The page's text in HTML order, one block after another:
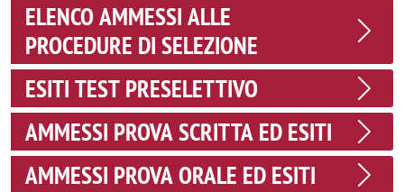
ELENCO AMMESSI ALLE
PROCEDURE DI SELEZIONE
ESITI TEST PRESELETTIVO
AMMESSI PROVA SCRITTA ED ESITI
AMMESSI PROVA ORALE ED ESITI